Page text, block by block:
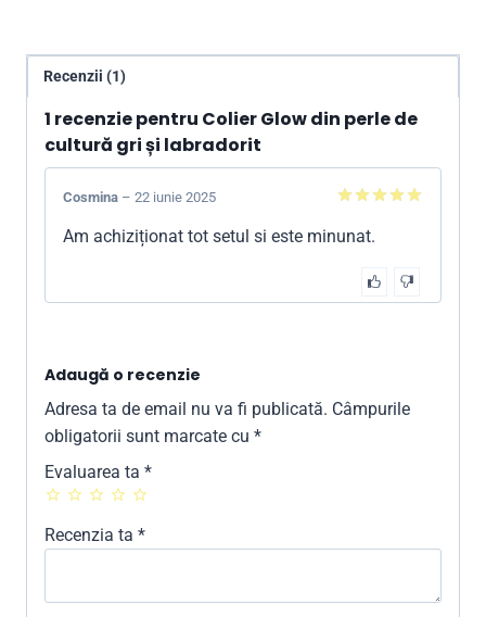
Recenzii (1)
1 recenzie pentru Colier Glow din perle de
cultură gri și labradorit
Cosmina – 22 iunie 2025
Am achiziționat tot setul si este minunat.
Adaugă o recenzie
Adresa ta de email nu va fi publicată. Câmpurile
obligatorii sunt marcate cu *
Evaluarea ta *
Recenzia ta *